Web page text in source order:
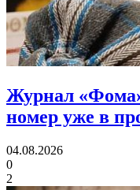
Журнал
номер уже в
04.08.2026
0
2